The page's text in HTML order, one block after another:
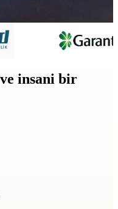
insani bir